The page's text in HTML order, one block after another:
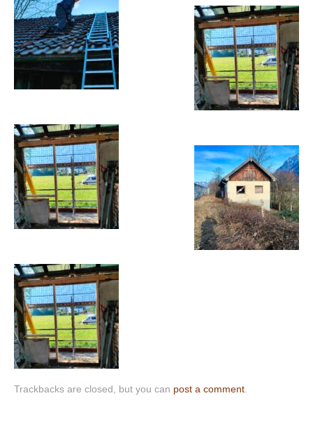
Trackbacks are closed, but you can post a comment.